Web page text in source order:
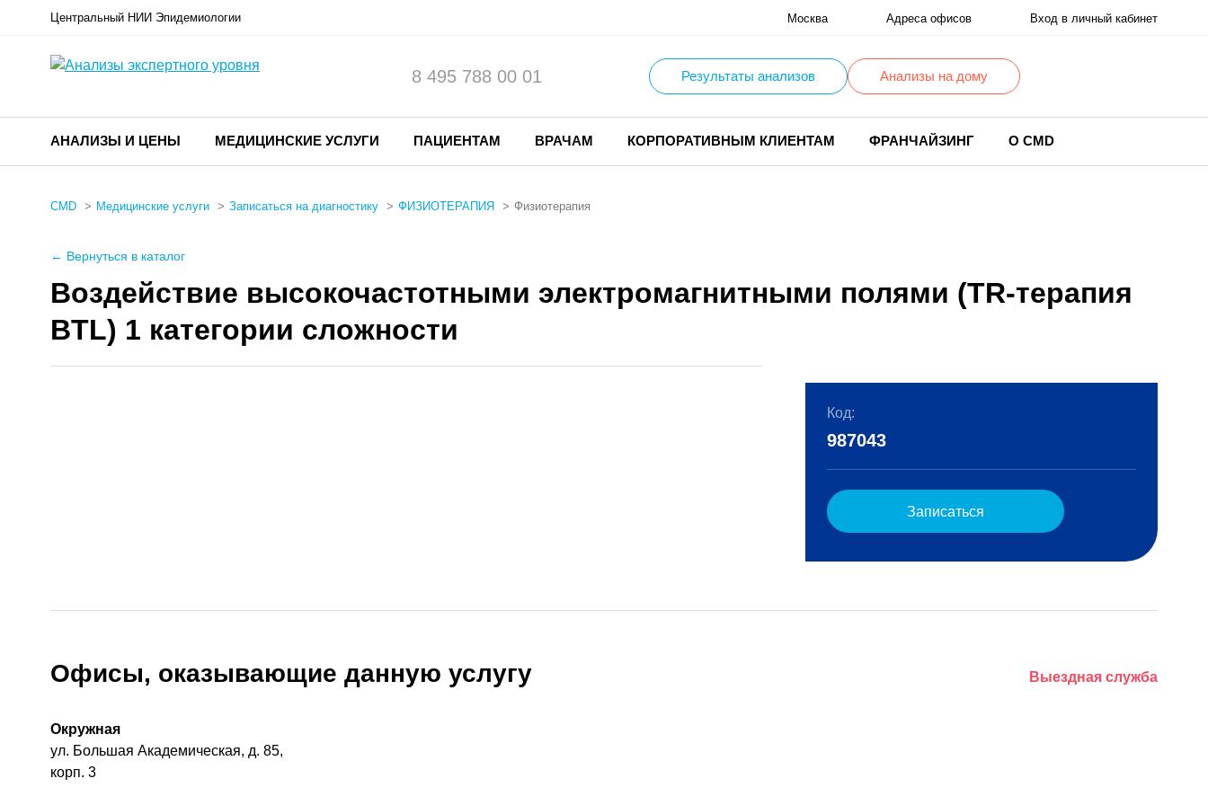
Центральный НИИ Эпидемиологии Москва Адреса офисов Вход в личный кабинет
8 495 788 00 01 Результаты анализов Анализы на дому
АНАЛИЗЫ И ЦЕНЫ МЕДИЦИНСКИЕ УСЛУГИ ПАЦИЕНТАМ ВРАЧАМ КОРПОРАТИВНЫМ КЛИЕНТАМ ФРАНЧАЙЗИНГ О CMD
CMD Медицинские услуги Записаться на диагностику ФИЗИОТЕРАПИЯ Физиотерапия
← Вернуться в каталог
Воздействие высокочастотными электромагнитными полями (TR-терапия
BTL) 1 категории сложности
Код:
987043
Записаться
Офисы, оказывающие данную услугу Выездная служба
Окружная
ул. Большая Академическая, д. 85,
корп. 3